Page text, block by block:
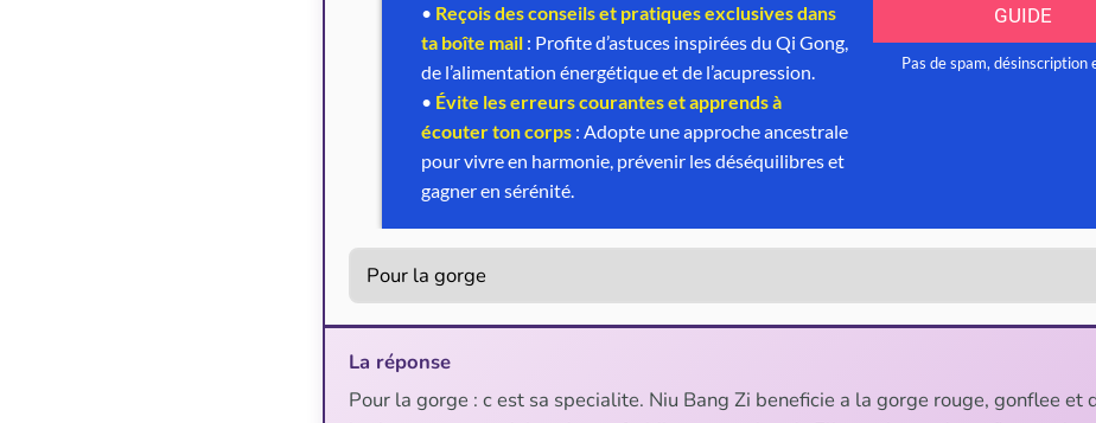
La réponse
Pour la gorge : c est sa specialite. Niu Bang Zi beneficie a la gorge rouge, gonflee et